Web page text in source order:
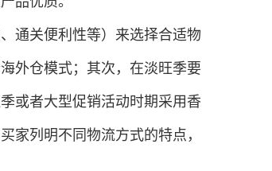
通关便利性等）来选择合适物
外仓模式；其次，在淡旺季要
或者大型促销活动时期采用香
家列明不同物流方式的特点，